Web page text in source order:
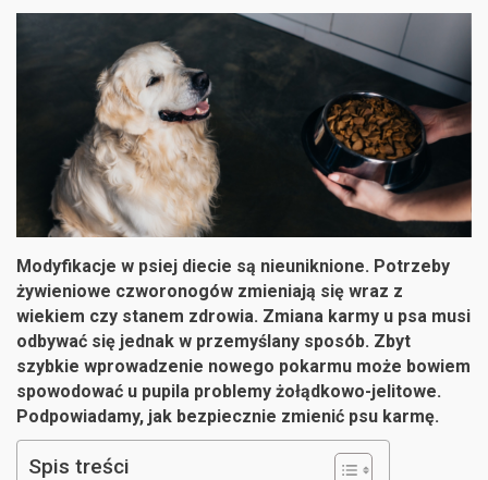
Modyfikacje w psiej diecie są nieuniknione. Potrzeby
żywieniowe czworonogów zmieniają się wraz z
wiekiem czy stanem zdrowia. Zmiana karmy u psa musi
odbywać się jednak w przemyślany sposób. Zbyt
szybkie wprowadzenie nowego pokarmu może bowiem
spowodować u pupila problemy żołądkowo-jelitowe.
Podpowiadamy, jak bezpiecznie zmienić psu karmę.
Spis treści